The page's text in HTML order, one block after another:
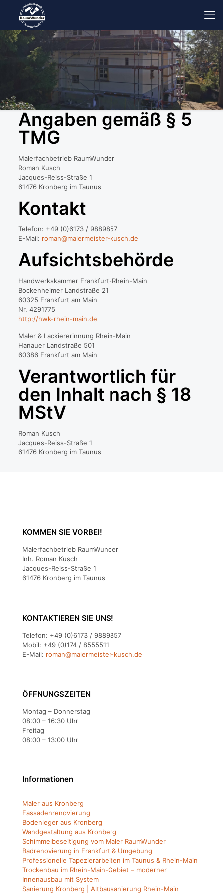
Angaben gemäß § 5
TMG
Malerfachbetrieb RaumWunder
Roman Kusch
Jacques-Reiss-Straße 1
61476 Kronberg im Taunus
Kontakt
Telefon: +49 (0)6173 / 9889857
E-Mail: roman@malermeister-kusch.de
Aufsichtsbehörde
Handwerkskammer Frankfurt-Rhein-Main
Bockenheimer Landstraße 21
60325 Frankfurt am Main
Nr. 4291775
http://hwk-rhein-main.de
Maler & Lackiererinnung Rhein-Main
Hanauer Landstraße 501
60386 Frankfurt am Main
Verantwortlich für
den Inhalt nach § 18
MStV
Roman Kusch
Jacques-Reiss-Straße 1
61476 Kronberg im Taunus
KOMMEN SIE VORBEI!
Malerfachbetrieb RaumWunder
Inh. Roman Kusch
Jacques-Reiss-Straße 1
61476 Kronberg im Taunus
KONTAKTIEREN SIE UNS!
Telefon: +49 (0)6173 / 9889857
Mobil: +49 (0)174 / 8555511
E-Mail: roman@malermeister-kusch.de
ÖFFNUNGSZEITEN
Montag – Donnerstag
08:00 – 16:30 Uhr
Freitag
08:00 – 13:00 Uhr
Informationen
Maler aus Kronberg
Fassadenrenovierung
Bodenleger aus Kronberg
Wandgestaltung aus Kronberg
Schimmelbeseitigung vom Maler RaumWunder
Badrenovierung in Frankfurt & Umgebung
Professionelle Tapezierarbeiten im Taunus & Rhein-Main
Trockenbau im Rhein-Main-Gebiet – moderner
Innenausbau mit System
Sanierung Kronberg | Altbausanierung Rhein-Main